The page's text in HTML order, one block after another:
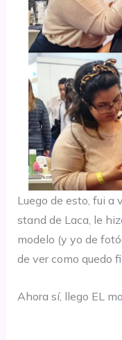
Luego de esto, fui a
stand de Laca, le
modelo (y yo de
de ver como quedo
Ahora sí, llego EL